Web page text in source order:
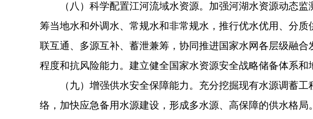
（八）科学配置江河流域水资源。加强河湖水资源动态
筹当地水和外调水、常规水和非常规水，推行优水优用、分
联互通、多源互补、蓄泄兼筹，协同推进国家水网各层级融
程度和抗风险能力。建立健全国家水资源安全战略储备体系和
（九）增强供水安全保障能力。充分挖掘现有水源调蓄
络，加快应急备用水源建设，形成多水源、高保障的供水格